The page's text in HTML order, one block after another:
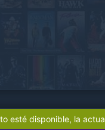
esté disponible, la